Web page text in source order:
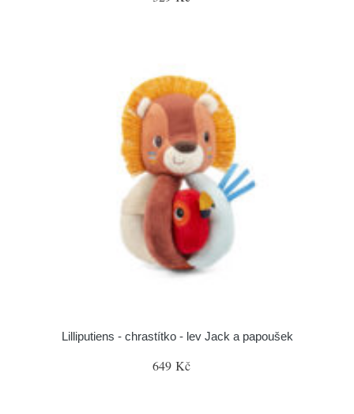
Lilliputiens - chrastítko - lev Jack a papoušek
649 Kč